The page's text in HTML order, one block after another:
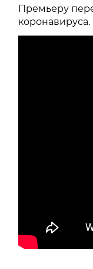
Премьеру
коронавируса.